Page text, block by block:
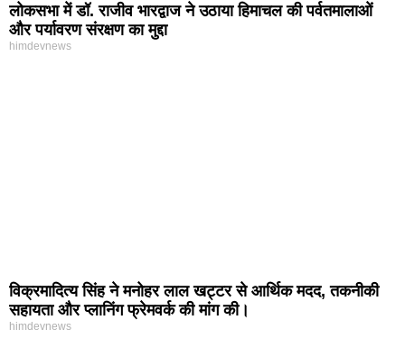
लोकसभा में डॉ. राजीव भारद्वाज ने उठाया हिमाचल की पर्वतमालाओं
और पर्यावरण संरक्षण का मुद्दा
himdevnews
विक्रमादित्य सिंह ने मनोहर लाल खट्टर से आर्थिक मदद, तकनीकी
सहायता और प्लानिंग फ्रेमवर्क की मांग की।
himdevnews